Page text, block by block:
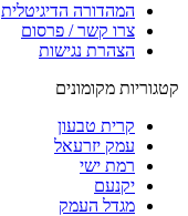
המהדורה הדיגיטלית
צרו קשר / פרסום
הצהרת נגישות
קטגוריות מקומונים
קרית טבעון
עמק יזרעאל
רמת ישי
יקנעם
מגדל העמק